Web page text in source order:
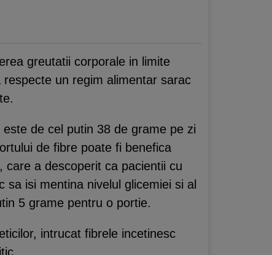
greutatii corporale in limite
un regim alimentar sarac
de cel putin 38 de grame pe zi
de fibre poate fi benefica
care a descoperit ca pacientii cu
isi mentina nivelul glicemiei si al
5 grame pentru o portie.
intrucat fibrele incetinesc